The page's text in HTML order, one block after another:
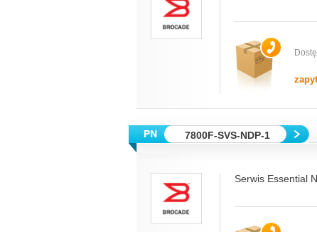
7800F-SVS-NDP-1
Serwis Essential